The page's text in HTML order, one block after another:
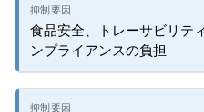
食品安全、トレーサビリテ
ンプライアンスの負担